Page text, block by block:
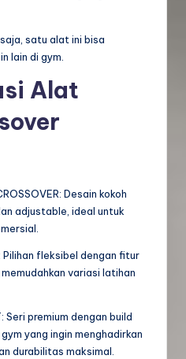
satu alat ini bisa
lain di gym.
Alat
Desain kokoh
adjustable, ideal untuk
Pilihan fleksibel dengan fitur
variasi latihan
Seri premium dengan build
yang ingin menghadirkan
durabilitas maksimal.